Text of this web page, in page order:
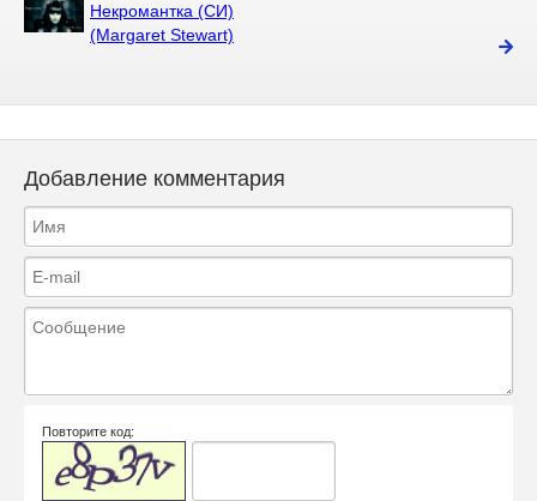
Некромантка (СИ)
(Margaret Stewart)
Добавление комментария
Повторите код: